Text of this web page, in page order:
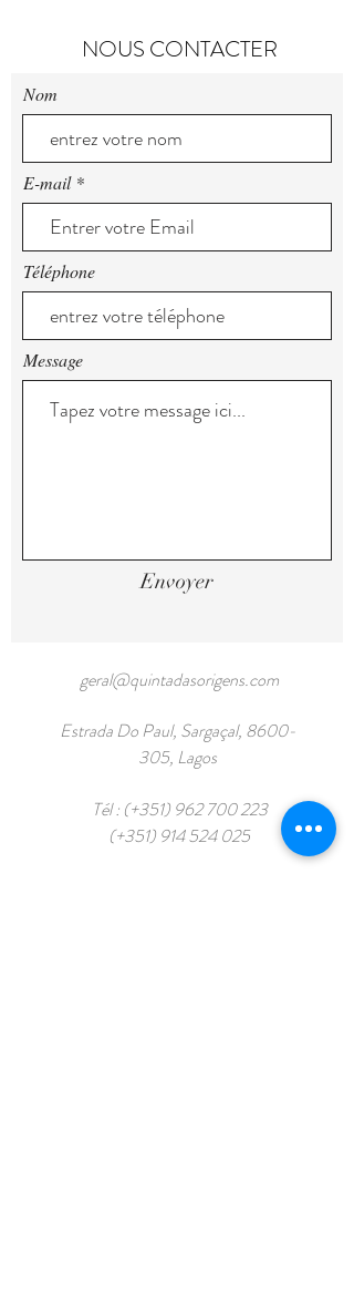
NOUS CONTACTER
Nom
E-mail
Téléphone
Message
Envoyer
geral@quintadasorigens.com
Estrada Do Paul, Sargaçal, 8600-
305, Lagos
Tél : (+351) 962 700 223
(+351) 914 524 025